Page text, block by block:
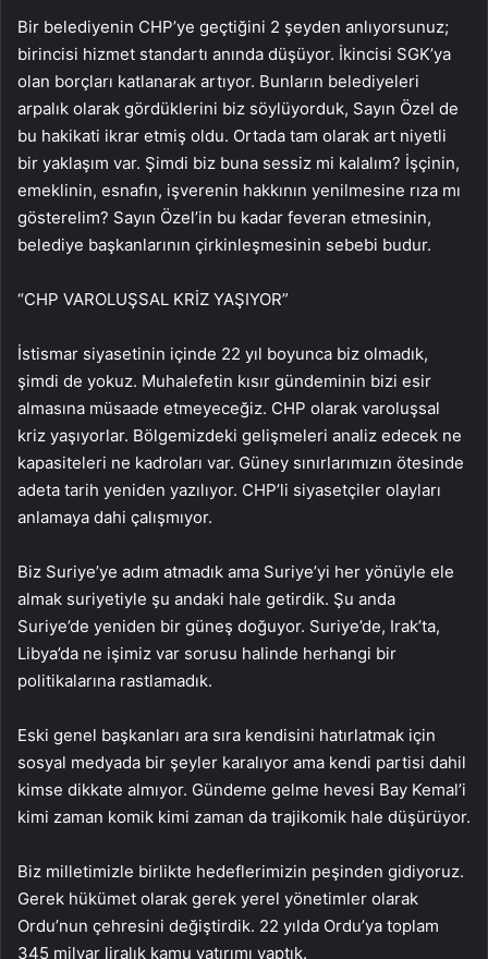
Bir belediyenin CHP’ye geçtiğini 2 şeyden anlıyorsunuz;
birincisi hizmet standartı anında düşüyor. İkincisi SGK’ya
olan borçları katlanarak artıyor. Bunların belediyeleri
arpalık olarak gördüklerini biz söylüyorduk, Sayın Özel de
bu hakikati ikrar etmiş oldu. Ortada tam olarak art niyetli
bir yaklaşım var. Şimdi biz buna sessiz mi kalalım? İşçinin,
emeklinin, esnafın, işverenin hakkının yenilmesine rıza mı
gösterelim? Sayın Özel’in bu kadar feveran etmesinin,
belediye başkanlarının çirkinleşmesinin sebebi budur.
“CHP VAROLUŞSAL KRİZ YAŞIYOR”
İstismar siyasetinin içinde 22 yıl boyunca biz olmadık,
şimdi de yokuz. Muhalefetin kısır gündeminin bizi esir
almasına müsaade etmeyeceğiz. CHP olarak varoluşsal
kriz yaşıyorlar. Bölgemizdeki gelişmeleri analiz edecek ne
kapasiteleri ne kadroları var. Güney sınırlarımızın ötesinde
adeta tarih yeniden yazılıyor. CHP’li siyasetçiler olayları
anlamaya dahi çalışmıyor.
Biz Suriye’ye adım atmadık ama Suriye’yi her yönüyle ele
almak suriyetiyle şu andaki hale getirdik. Şu anda
Suriye’de yeniden bir güneş doğuyor. Suriye’de, Irak’ta,
Libya’da ne işimiz var sorusu halinde herhangi bir
politikalarına rastlamadık.
Eski genel başkanları ara sıra kendisini hatırlatmak için
sosyal medyada bir şeyler karalıyor ama kendi partisi dahil
kimse dikkate almıyor. Gündeme gelme hevesi Bay Kemal’i
kimi zaman komik kimi zaman da trajikomik hale düşürüyor.
Biz milletimizle birlikte hedeflerimizin peşinden gidiyoruz.
Gerek hükümet olarak gerek yerel yönetimler olarak
Ordu’nun çehresini değiştirdik. 22 yılda Ordu’ya toplam
345 milyar liralık kamu yatırımı yaptık.